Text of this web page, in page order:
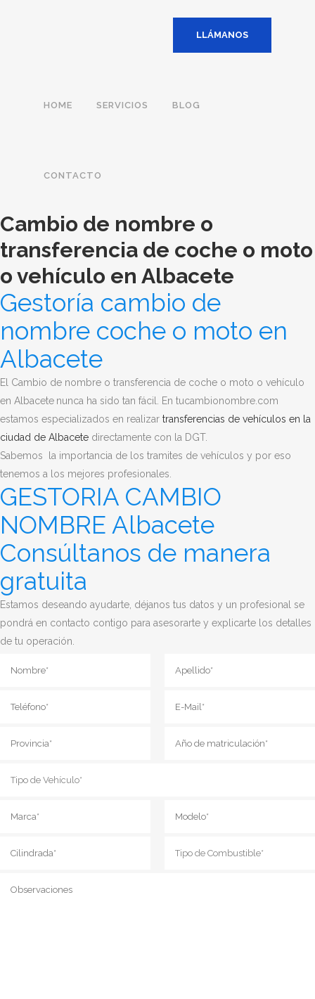
LLÁMANOS
HOME SERVICIOS BLOG
CONTACTO
Cambio de nombre o
transferencia de coche o moto
o vehículo en Albacete
Gestoría cambio de
nombre coche o moto en
Albacete
El Cambio de nombre o transferencia de coche o moto o vehículo
en Albacete nunca ha sido tan fácil. En tucambionombre.com
estamos especializados en realizar transferencias de vehículos en la
ciudad de Albacete directamente con la DGT.
Sabemos la importancia de los tramites de vehículos y por eso
tenemos a los mejores profesionales.
GESTORIA CAMBIO
NOMBRE Albacete
Consúltanos de manera
gratuita
Estamos deseando ayudarte, déjanos tus datos y un profesional se
pondrá en contacto contigo para asesorarte y explicarte los detalles
de tu operación.